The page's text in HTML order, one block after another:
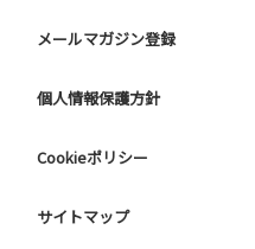
メールマガジン登録
個人情報保護方針
Cookieポリシー
サイトマップ